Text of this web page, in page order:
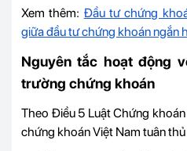
Xem thêm: Đầu tư chứng
giữa đầu tư chứng khoán ngắn
Nguyên tắc hoạt động
trường chứng khoán
Theo Điều 5 Luật Chứng
chứng khoán Việt Nam tuân